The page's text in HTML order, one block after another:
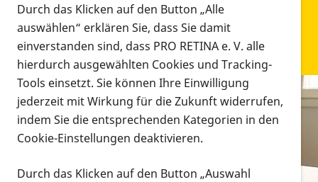
Infomaterial
Infomaterial
Vorlesen
Durch das Klicken auf den Button „Alle
auswählen“ erklären Sie, dass Sie damit
einverstanden sind, dass PRO RETINA e. V. alle
hierdurch ausgewählten Cookies und Tracking-
Tools einsetzt. Sie können Ihre Einwilligung
jederzeit mit Wirkung für die Zukunft widerrufen,
indem Sie die entsprechenden Kategorien in den
Cookie-Einstellungen deaktivieren.
Durch das Klicken auf den Button „Auswahl